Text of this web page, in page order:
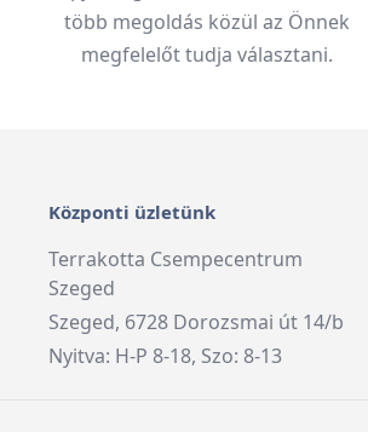
több megoldás közül az Önnek
megfelelőt tudja választani.
Központi üzletünk
Terrakotta Csempecentrum
Szeged
Szeged, 6728 Dorozsmai út 14/b
Nyitva: H-P 8-18, Szo: 8-13